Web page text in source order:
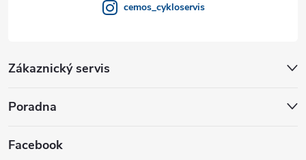
cemos_cykloservis
Zákaznický servis
Poradna
Facebook